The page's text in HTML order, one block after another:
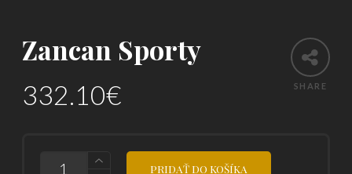
SHARE
Zancan Sporty
332.10€
PRIDAŤ DO KOŠÍKA